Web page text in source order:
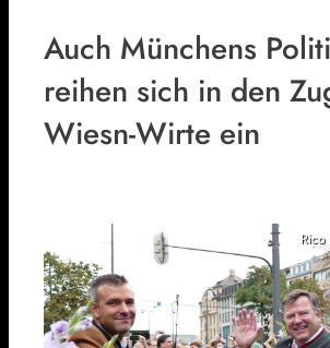
Auch Münchens
reihen sich in den
Wiesn-Wirte ein